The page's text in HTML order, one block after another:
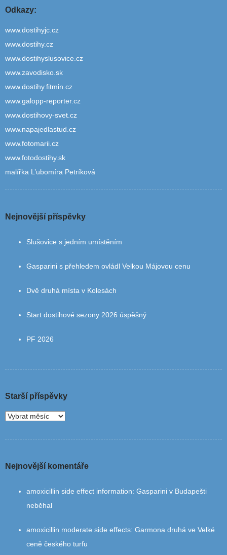
Odkazy:
www.dostihyjc.cz
www.dostihy.cz
www.dostihyslusovice.cz
www.zavodisko.sk
www.dostihy.fitmin.cz
www.galopp-reporter.cz
www.dostihovy-svet.cz
www.napajedlastud.cz
www.fotomarii.cz
www.fotodostihy.sk
malířka L’ubomíra Petríková
Nejnovější příspěvky
Slušovice s jedním umístěním
Gasparini s přehledem ovládl Velkou Májovou cenu
Dvě druhá místa v Kolesách
Start dostihové sezony 2026 úspěšný
PF 2026
Starší příspěvky
Nejnovější komentáře
amoxicillin side effect information: Gasparini v Budapešti
neběhal
amoxicillin moderate side effects: Garmona druhá ve Velké
ceně českého turfu